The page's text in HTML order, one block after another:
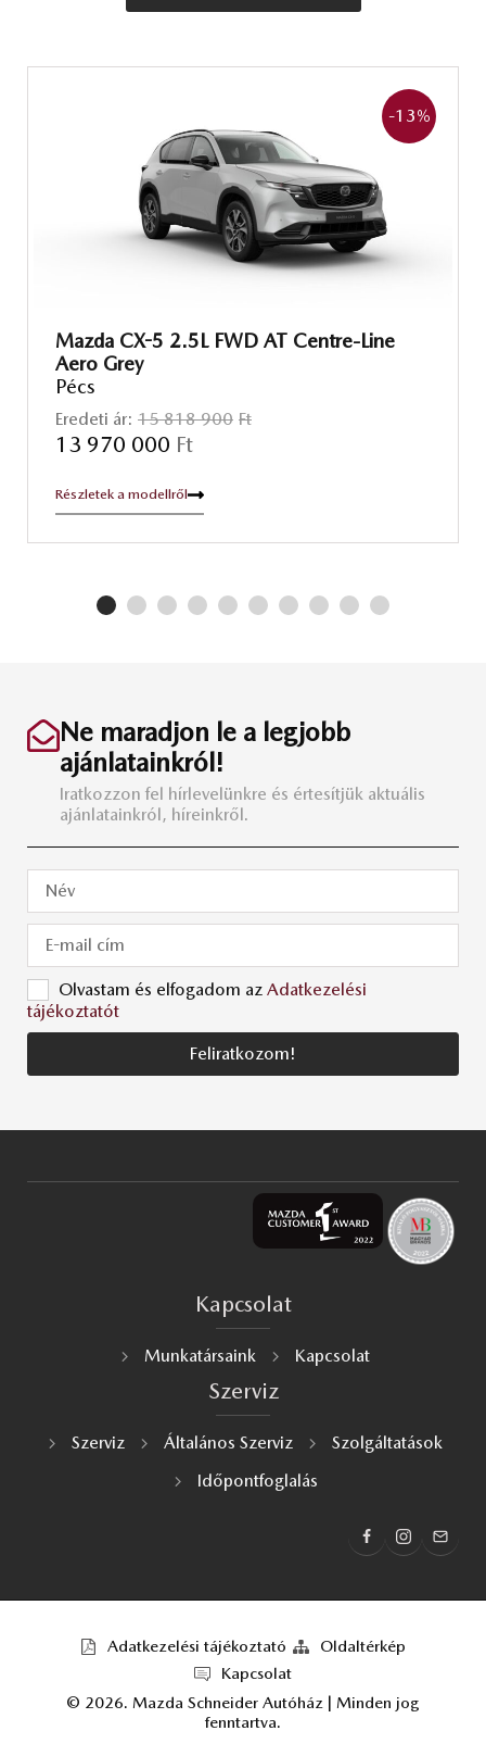
-13%
Mazda CX-5 2.5L FWD AT Centre-Line
Aero Grey
Pécs
Eredeti ár: 15 818 900 Ft
13 970 000 Ft
Részletek a modellről
Ne maradjon le a legjobb
ajánlatainkról!
Iratkozzon fel hírlevelünkre és értesítjük aktuális
ajánlatainkról, híreinkről.
Olvastam és elfogadom az Adatkezelési
tájékoztatót
Feliratkozom!
Kapcsolat
Munkatársaink Kapcsolat
Szerviz
Szerviz Általános Szerviz
Szolgáltatások
Időpontfoglalás
© 2026. Mazda Schneider Autóház | Minden jog
fenntartva.
Adatkezelési tájékoztató
Oldaltérkép
Kapcsolat